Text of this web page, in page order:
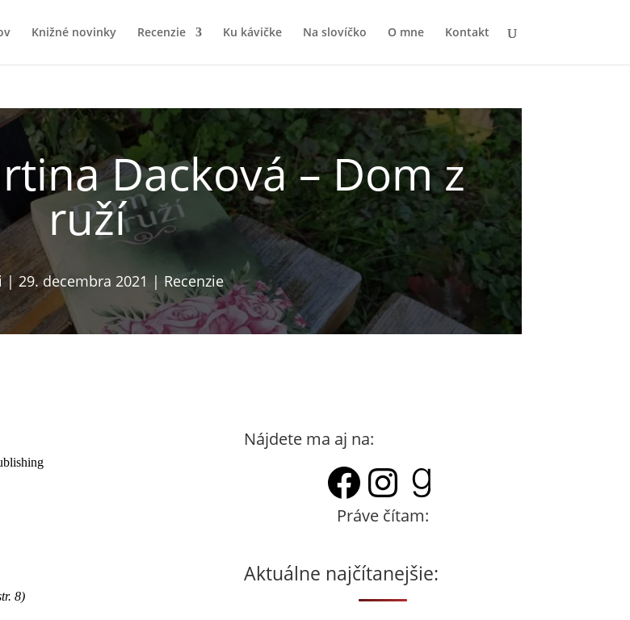
Knižné novinky Recenzie Ku kávičke Na slovíčko O mne Kontakt
Dacková – Dom z
ruží
|29. decembra 2021 |Recenzie
8)
Nájdete ma aj na:
Facebook
Instagram
Goodreads
Práve čítam:
Aktuálne najčítanejšie: